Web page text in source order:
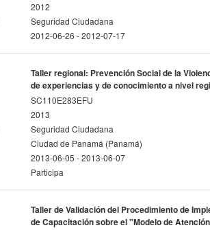
2012
Seguridad Ciudadana
2012-06-26 - 2012-07-17
Taller regional: Prevención Social de la
de experiencias y de conocimiento a nivel
SC110E283EFU
2013
Seguridad Ciudadana
Ciudad de Panamá (Panamá)
2013-06-05 - 2013-06-07
Participa
Taller de Validación del Procedimiento de
de Capacitación sobre el "Modelo de